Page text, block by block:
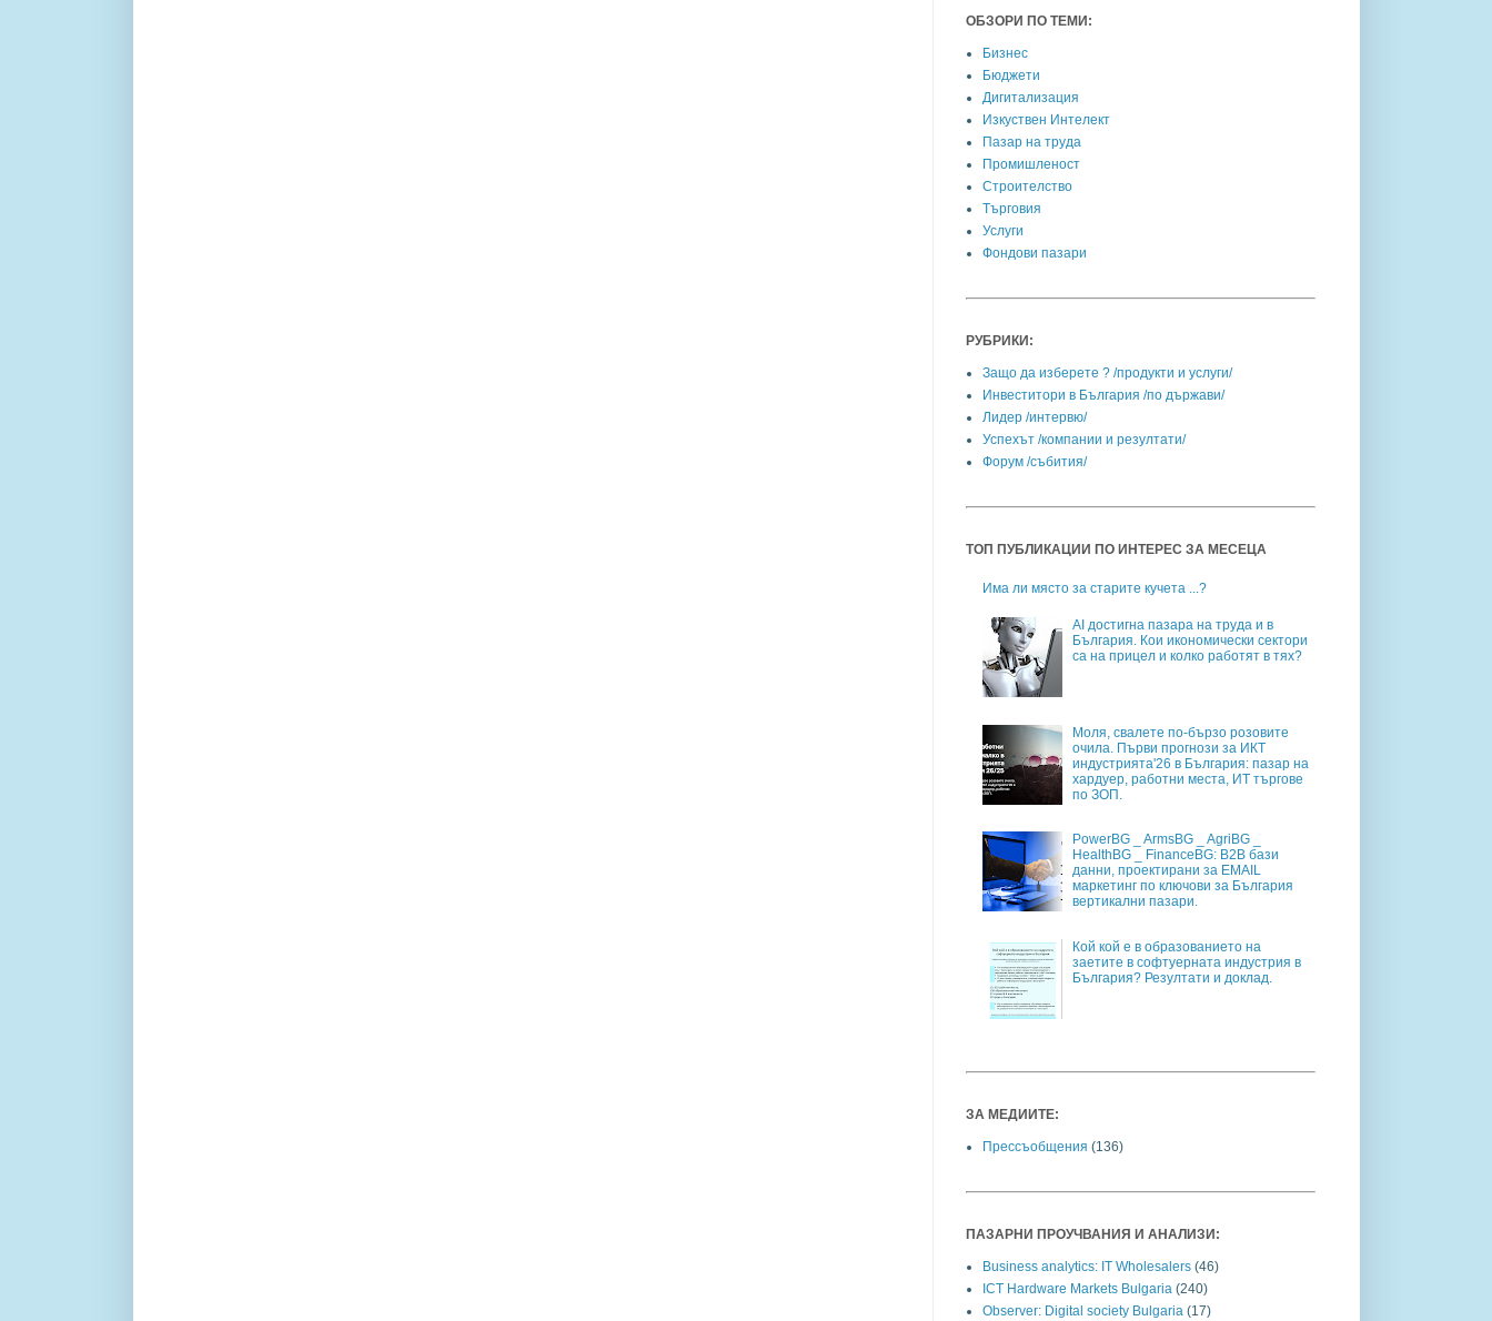
ОБЗОРИ ПО ТЕМИ:
Бизнес
Бюджети
Дигитализация
Изкуствен Интелект
Пазар на труда
Промишленост
Строителство
Търговия
Услуги
Фондови пазари
РУБРИКИ:
Защо да изберете ? /продукти и услуги/
Инвеститори в България /по държави/
Лидер /интервю/
Успехът /компании и резултати/
Форум /събития/
ТОП ПУБЛИКАЦИИ ПО ИНТЕРЕС ЗА МЕСЕЦА
Има ли място за старите кучета ...?
AI достигна пазара на труда и в
България. Кои икономически сектори
са на прицел и колко работят в тях?
Моля, свалете по-бързо розовите
очила. Първи прогнози за ИКТ
индустрията'26 в България: пазар на
хардуер, работни места, ИТ търгове
по ЗОП.
PowerBG _ ArmsBG _ AgriBG _
HealthBG _ FinanceBG: B2B бази
данни, проектирани за EMAIL
маркетинг по ключови за България
вертикални пазари.
Кой кой е в образованието на
заетите в софтуерната индустрия в
България? Резултати и доклад.
ЗА МЕДИИТЕ:
Прессъобщения (136)
ПАЗАРНИ ПРОУЧВАНИЯ И АНАЛИЗИ:
Business analytics: IT Wholesalers (46)
ICT Hardware Markets Bulgaria (240)
Observer: Digital society Bulgaria (17)